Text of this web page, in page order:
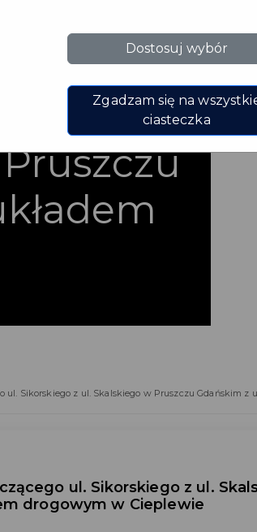
z ul.
ul. Sikorskiego z ul. Skalskiego w Pruszczu Gdańskim z
ul. Sikorskiego z ul.
drogowym w Cieplewie
Dostosuj wybór
Zgadzam się na
ciasteczka